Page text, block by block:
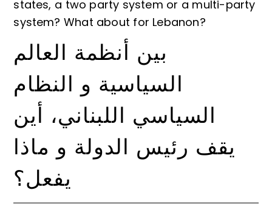
states, a two party system or a multi-party
system? What about for Lebanon?
بين أنظمة العالم
السياسية و النظام
السياسي اللبناني، أين
يقف رئيس الدولة و ماذا
يفعل؟